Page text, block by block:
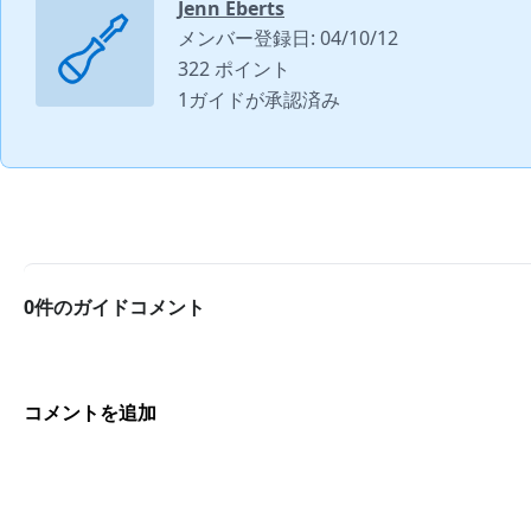
Jenn Eberts
メンバー登録日: 04/10/12
322 ポイント
1ガイドが承認済み
0件のガイドコメント
コメントを追加